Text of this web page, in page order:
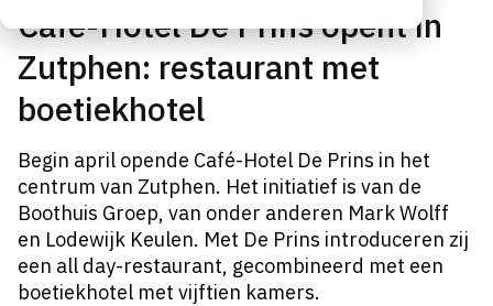
Café-Hotel De Prins opent in
Zutphen: restaurant met
boetiekhotel
Begin april opende Café-Hotel De Prins in het
centrum van Zutphen. Het initiatief is van de
Boothuis Groep, van onder anderen Mark Wolff
en Lodewijk Keulen. Met De Prins introduceren zij
een all day-restaurant, gecombineerd met een
boetiekhotel met vijftien kamers.